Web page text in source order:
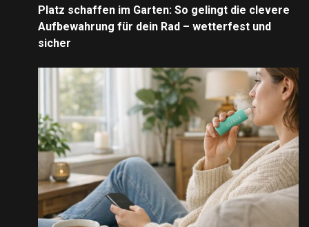
Platz schaffen im Garten: So gelingt die clevere
Aufbewahrung für dein Rad – wetterfest und
sicher